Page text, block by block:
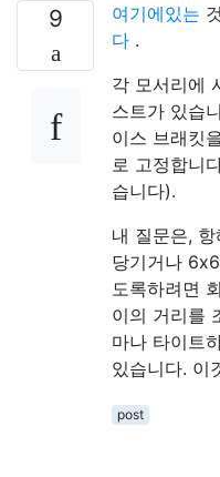
9 여기에있는
다 .
각 모서리에
스트가 있습
이스 브래킷
로 고정합니
습니다).
내 질문은,
당기거나
도록하려면
이의 거리를
마나 타이트
있습니다. 이
post